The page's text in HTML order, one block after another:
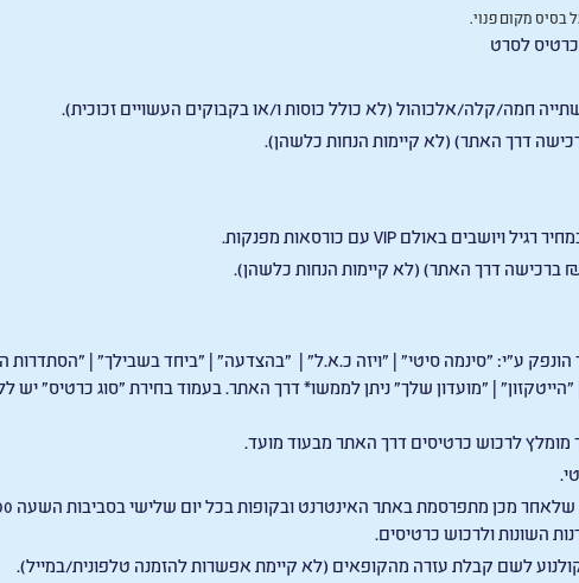
בסיס מקום פנוי.
לסרט
חמה/קלה/אלכוהול (לא כולל כוסות ו/או בקבוקים העשויים זכוכית).
רגיל ויושבים באולם VIP עם כורסאות מפנקות.
ע"י: "סינמה סיטי" | "ויזה כ.א.ל" | "בהצדעה" | "ביחד בשבילך" | "הסתדרות
| "מועדון שלך" ניתן לממשו* דרך האתר. בעמוד בחירת "סוג כרטיס"
מומלץ לרכוש כרטיסים דרך האתר מבעוד מועד.
השונות ולרכוש כרטיסים.
לשם קבלת עזרה מהקופאים (לא קיימת אפשרות להזמנה טלפונית/במייל).